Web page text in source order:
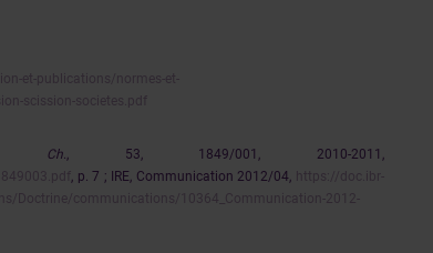
et-publications/normes-et-
scission-societes.pdf
Ch., 53, 1849/001, 2010-2011,
, p. 7 ; IRE, Communication 2012/04,
https://doc.ibr-
Doctrine/communications/10364_Communication-2012-